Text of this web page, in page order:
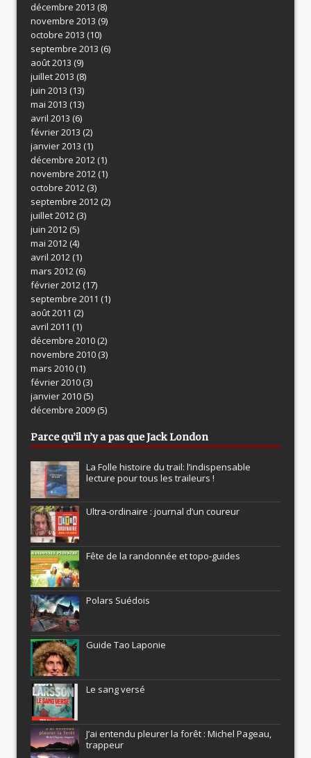
décembre 2013 (8)
novembre 2013 (9)
octobre 2013 (10)
septembre 2013 (6)
août 2013 (9)
juillet 2013 (8)
juin 2013 (13)
mai 2013 (13)
avril 2013 (6)
février 2013 (2)
janvier 2013 (1)
décembre 2012(1)
novembre 2012(1)
octobre 2012(3)
septembre 2012(2)
juillet 2012(3)
juin 2012(5)
mai 2012(4)
avril 2012(1)
mars 2012(6)
février 2012(17)
septembre 2011 (1)
août 2011 (2)
avril 2011 (1)
décembre 2010(2)
novembre 2010(3)
mars 2010(1)
février 2010(3)
janvier 2010(5)
décembre 2009(5)
Parce qu’il n’y a pas que Jack London
La Folle histoire du trail: l’indispensable
lecture pour tous les traileurs !
Ultra-ordinaire : journal d’un coureur
Fête de la randonnée et topo-guides
Polars Suédois
Guide Tao Laponie
Le sang versé
J’ai entendu pleurer la forêt : Michel Pageau,
trappeur